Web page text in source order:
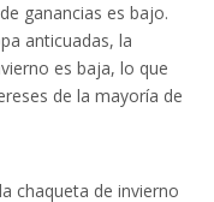
ganancias es bajo.
anticuadas, la
es baja, lo que
de la mayoría de
chaqueta de invierno